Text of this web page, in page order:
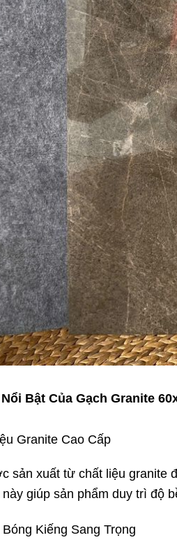
Bật Của Gạch Granite
Granite Cao Cấp
sản xuất từ chất liệu granite
giúp sản phẩm duy trì độ
Kiếng Sang Trọng